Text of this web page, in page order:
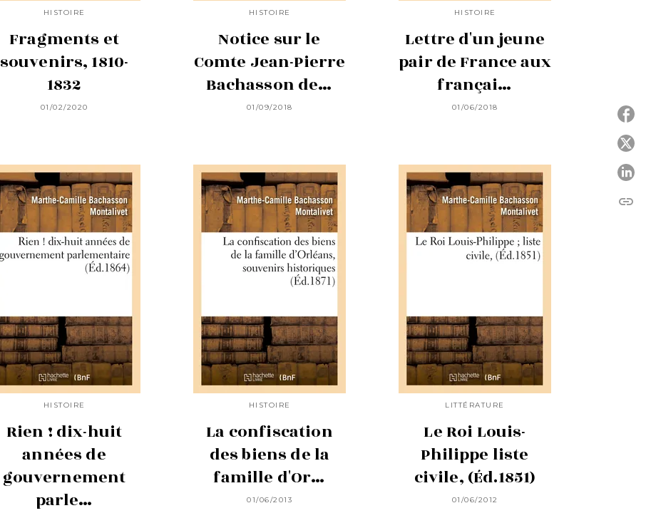
HISTOIRE
Fragments et
souvenirs, 1810-
1832
01/02/2020
HISTOIRE
Notice sur le
Comte Jean-Pierre
Bachasson de…
01/09/2018
HISTOIRE
Lettre d'un jeune
pair de France aux
françai…
01/06/2018
HISTOIRE
Rien ! dix-huit
années de
gouvernement
parle…
HISTOIRE
La confiscation
des biens de la
famille d'Or…
01/06/2013
LITTÉRATURE
Le Roi Louis-
Philippe liste
civile, (Éd.1851)
01/06/2012
link